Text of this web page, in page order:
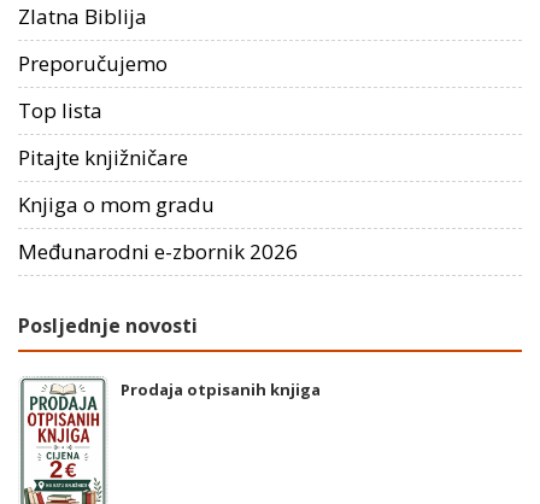
Zlatna Biblija
Preporučujemo
Top lista
Pitajte knjižničare
Knjiga o mom gradu
Međunarodni e-zbornik 2026
Posljednje novosti
Prodaja otpisanih knjiga